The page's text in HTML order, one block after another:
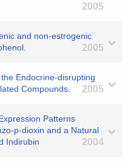
2005
and non-estrogenic
2005
Endocrine-disrupting
Compounds.
2005
Patterns
p-dioxin and a Natural
Indirubin
2004